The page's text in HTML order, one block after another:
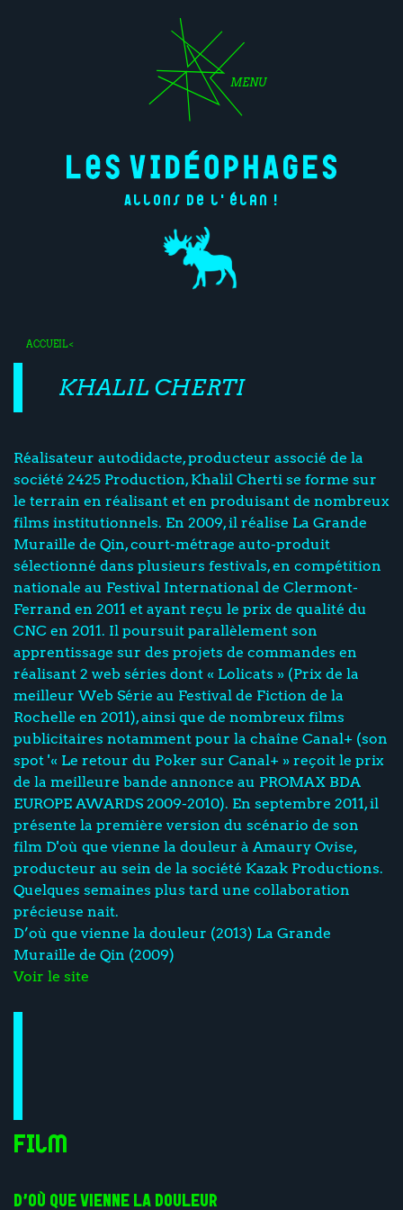
MENU
Allons de l'élan !
ACCUEIL<
KHALIL CHERTI
Réalisateur autodidacte, producteur associé de la
société 2425 Production, Khalil Cherti se forme sur
le terrain en réalisant et en produisant de nombreux
films institutionnels. En 2009, il réalise La Grande
Muraille de Qin, court-métrage auto-produit
sélectionné dans plusieurs festivals, en compétition
nationale au Festival International de Clermont-
Ferrand en 2011 et ayant reçu le prix de qualité du
CNC en 2011. Il poursuit parallèlement son
apprentissage sur des projets de commandes en
réalisant 2 web séries dont « Lolicats » (Prix de la
meilleur Web Série au Festival de Fiction de la
Rochelle en 2011), ainsi que de nombreux films
publicitaires notamment pour la chaîne Canal+ (son
spot '« Le retour du Poker sur Canal+ » reçoit le prix
de la meilleure bande annonce au PROMAX BDA
EUROPE AWARDS 2009-2010). En septembre 2011, il
présente la première version du scénario de son
film D'où que vienne la douleur à Amaury Ovise,
producteur au sein de la société Kazak Productions.
Quelques semaines plus tard une collaboration
précieuse nait.
D’où que vienne la douleur (2013) La Grande
Muraille de Qin (2009)
Voir le site
Film
D’OÙ QUE VIENNE LA DOULEUR